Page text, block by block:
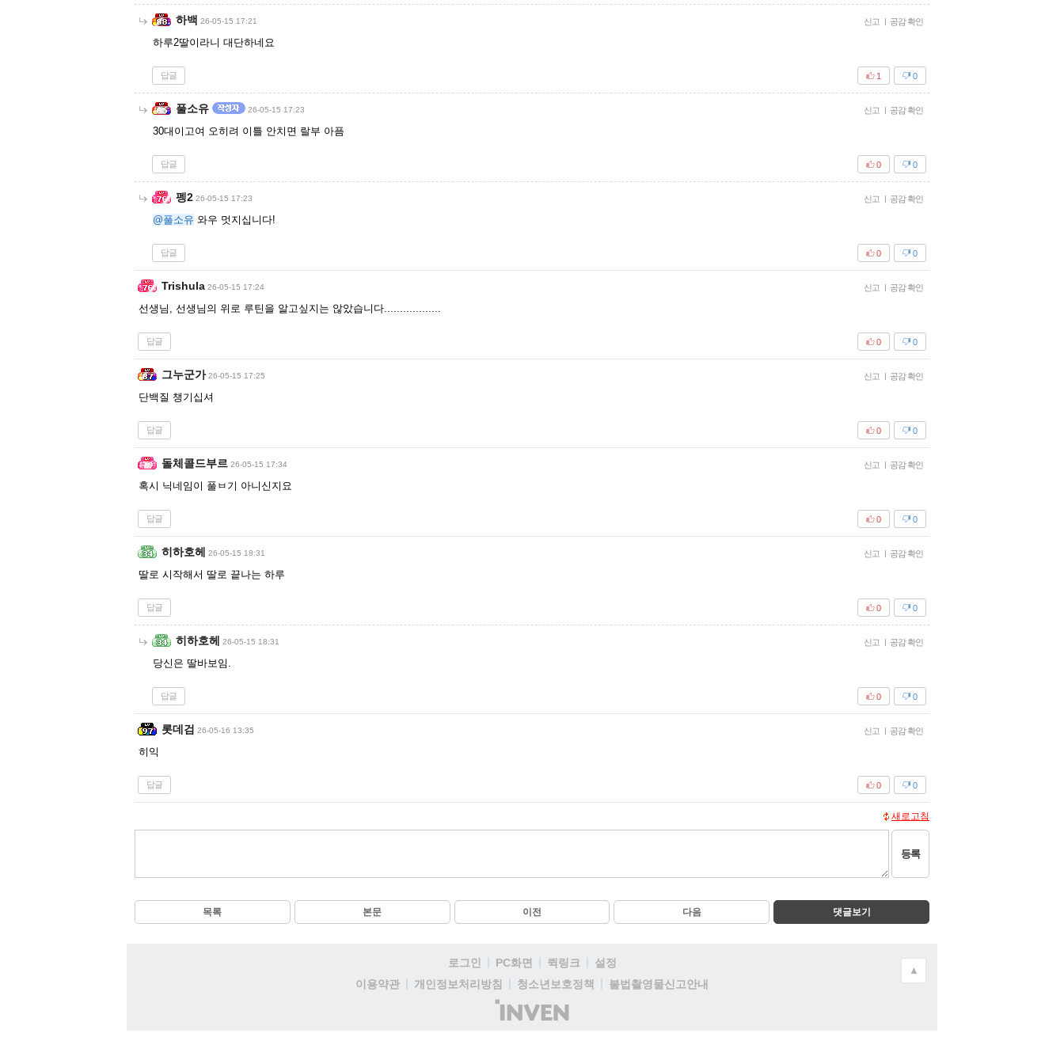
하백 26-05-15 17:21 신고 | 공감 확인
하루2딸이라니 대단하네요
답글 0
1
풀소유 26-05-15 17:23 신고 | 공감 확인
30대이고여 오히려 이틀 안치면 랄부 아픔
답글 0
0
펭2 26-05-15 17:23 신고 | 공감 확인
@풀소유 와우 멋지십니다!
답글 0
0
Trishula 26-05-15 17:24 신고 | 공감 확인
선생님, 선생님의 위로 루틴을 알고싶지는 않았습니다..................
답글 0
0
그누군가 26-05-15 17:25 신고 | 공감 확인
단백질 챙기십셔
답글 0
0
돌체콜드부르 26-05-15 17:34 신고 | 공감 확인
혹시 닉네임이 풀ㅂ기 아니신지요
답글 0
0
히하호헤 26-05-15 18:31 신고 | 공감 확인
딸로 시작해서 딸로 끝나는 하루
답글 0
0
히하호헤 26-05-15 18:31 신고 | 공감 확인
당신은 딸바보임.
답글 0
0
롯데검 26-05-16 13:35 신고 | 공감 확인
히익
답글 0
0
새로고침
등록
목록 본문 이전 다음 댓글보기
로그인 PC화면 퀵링크
설정
이용약관
개인정보처리방침 청소년보호정책
불법촬영물신고안내
(주)
인
▲